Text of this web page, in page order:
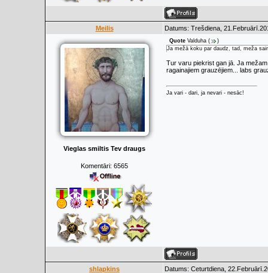
Meilis Datums: Trešdiena,
Vieglas smiltis Tev draugs
Komentāri: 6565
Quote Valduha (
)
Ja mežā koku par daudz, tad, meža
Tur varu piekrist gan jā. Ja
ragainajiem grauzējiem... labs
Ja vari - dari, ja nevari - nesāc!
shlapkins Datums: Ceturtdiena,